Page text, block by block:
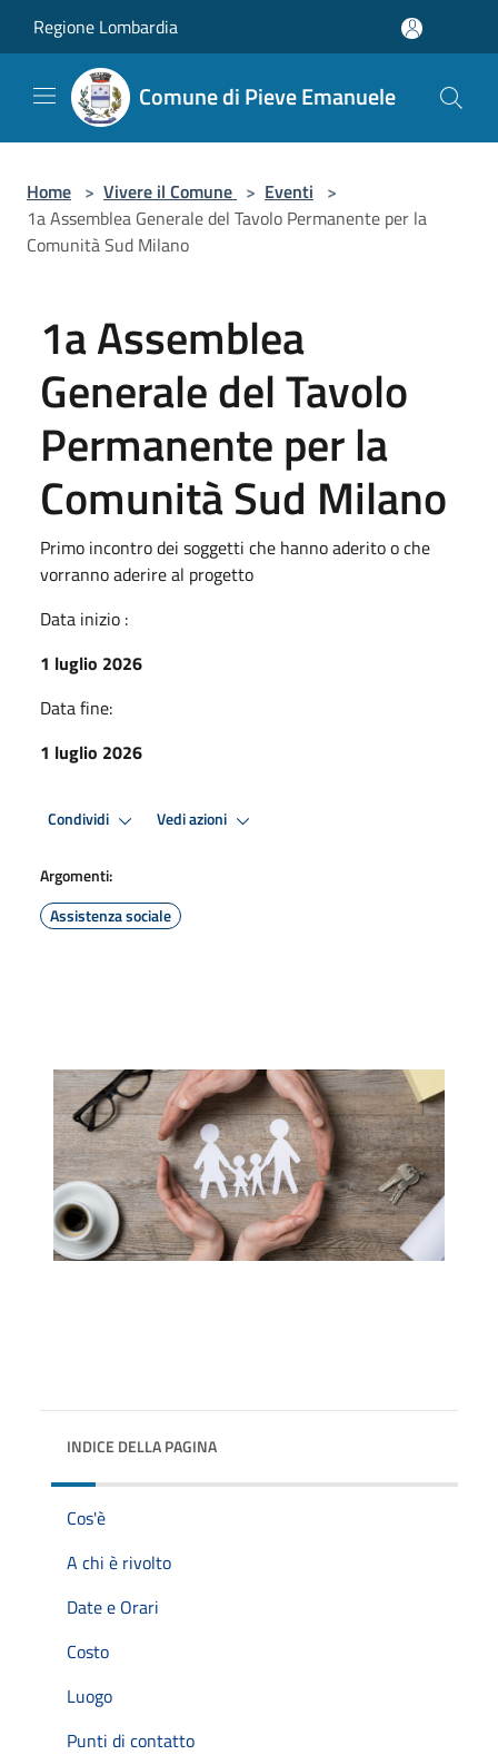
Regione Lombardia
Comune di Pieve Emanuele
Home > Vivere il Comune > Eventi >
1a Assemblea Generale del Tavolo Permanente per la
Comunità Sud Milano
1a Assemblea
Generale del Tavolo
Permanente per la
Comunità Sud Milano
Primo incontro dei soggetti che hanno aderito o che
vorranno aderire al progetto
Data inizio :
1 luglio 2026
Data fine:
1 luglio 2026
Condividi Vedi azioni
Argomenti:
Assistenza sociale
INDICE DELLA PAGINA
Cos'è
A chi è rivolto
Date e Orari
Costo
Luogo
Punti di contatto